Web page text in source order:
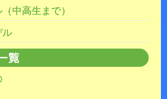
中高生まで）
ル